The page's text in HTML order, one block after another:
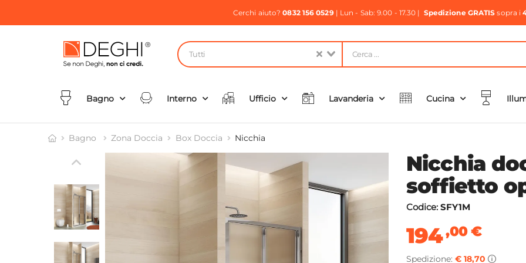
Cerchi aiuto?0832 156 0529| Lun - Sab: 9.00 - 17.30 | Spedizione GRATIS sopra i
Tutti
Bagno Interno Ufficio Lavanderia Cucina
Bagno Zona Doccia Box Doccia Nicchia
Nicchia
soffietto
Codice: SFY1M
194,00€
Spedizione: € 18,70